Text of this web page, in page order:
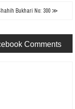
Bukhari No: 300 ≫
Comments